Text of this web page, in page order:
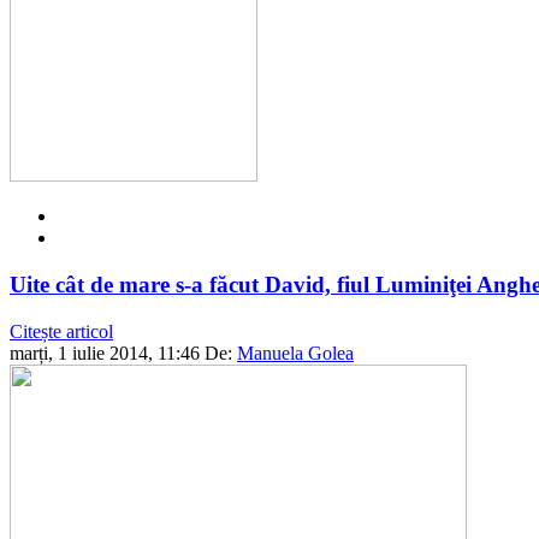
Uite cât de mare s-a făcut David, fiul Luminiţei
Citește articol
marți, 1 iulie 2014, 11:46 De: Manuela Golea